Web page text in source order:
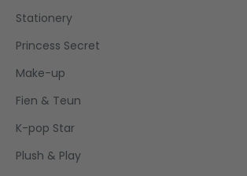
Stationery
Princess Secret
Make-up
Fien & Teun
K-pop Star
Plush & Play